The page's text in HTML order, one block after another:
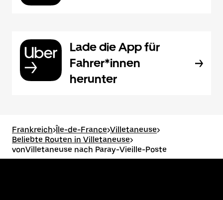
Lade die App für
Fahrer*innen
herunter
Frankreich>Île-de-France>Villetaneuse>
Beliebte Routen in Villetaneuse>
vonVilletaneuse nach Paray-Vieille-Poste